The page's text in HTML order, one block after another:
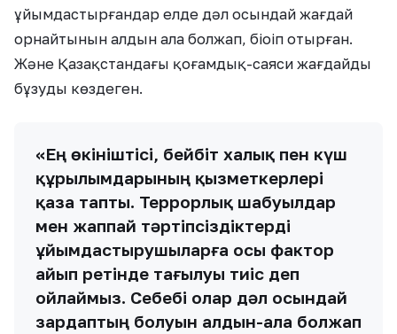
ұйымдастырғандар елде дәл осындай жағдай
орнайтынын алдын ала болжап, біоіп отырған.
Және Қазақстандағы қоғамдық-саяси жағдайды
бұзуды көздеген.
«Ең өкініштісі, бейбіт халық пен күш
құрылымдарының қызметкерлері
қаза тапты. Террорлық шабуылдар
мен жаппай тәртіпсіздіктерді
ұйымдастырушыларға осы фактор
айып ретінде тағылуы тиіс деп
ойлаймыз. Себебі олар дәл осындай
зардаптың болуын алдын-ала болжап